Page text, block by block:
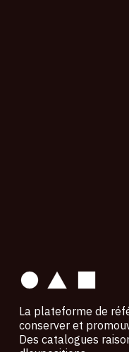
La plateforme de
conserver et
Des catalogues